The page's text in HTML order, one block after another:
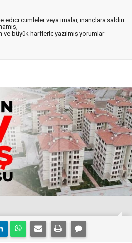
edici cümleler veya imalar, inançlara saldırı
ve büyük harflerle yazılmış yorumlar